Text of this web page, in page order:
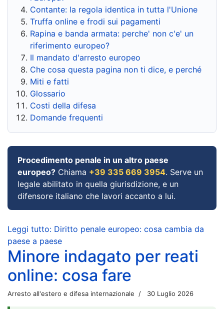
Contante: la regola identica in tutta l'Unione
Truffa online e frodi sui pagamenti
Rapina e banda armata: perche' non c'e' un
riferimento europeo?
Il mandato d'arresto europeo
Che cosa questa pagina non ti dice, e perché
Miti e fatti
Glossario
Costi della difesa
Domande frequenti
Procedimento penale in un altro paese
europeo? Chiama +39 335 669 3954. Serve un
legale abilitato in quella giurisdizione, e un
difensore italiano che lavori accanto a lui.
Leggi tutto: Diritto penale europeo: cosa cambia da
paese a paese
Minore indagato per reati
online: cosa fare
Arresto all'estero e difesa internazionale 30 Luglio 2026